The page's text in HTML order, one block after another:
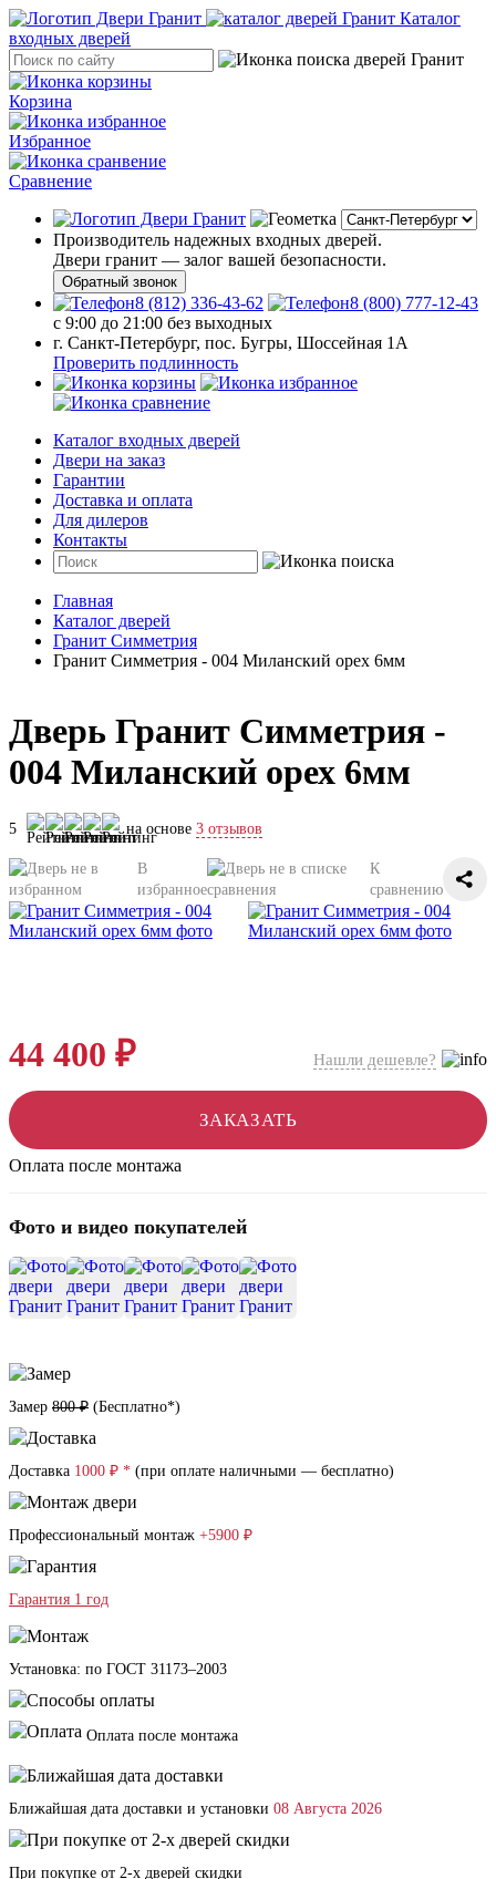
Каталог
входных дверей
Корзина
Избранное
Сравнение
Производитель надежных входных дверей.
Двери гранит — залог вашей безопасности.
Обратный звонок
8 (812) 336-43-62
8 (800) 777-12-43
с 9:00 до 21:00 без выходных
г. Санкт-Петербург, пос. Бугры, Шоссейная 1А
Проверить подлинность
Каталог входных дверей
Двери на заказ
Гарантии
Доставка и оплата
Для дилеров
Контакты
Главная
Каталог дверей
Гранит Симметрия
Гранит Симметрия - 004 Миланский орех 6мм
Дверь Гранит Симметрия -
004 Миланский орех 6мм
5 на основе 3 отзывов
В
избранное
К
сравнению
44 400 ₽ Нашли дешевле?
ЗАКАЗАТЬ
Оплата после монтажа
Фото и видео покупателей
Замер 800 ₽ (Бесплатно*)
Доставка 1000 ₽ * (при оплате наличными — бесплатно)
Профессиональный монтаж +5900 ₽
Гарантия 1 год
Установка: по ГОСТ 31173–2003
Оплата после монтажа
Ближайшая дата доставки и установки 08 Августа 2026
При покупке от 2-х дверей скидки